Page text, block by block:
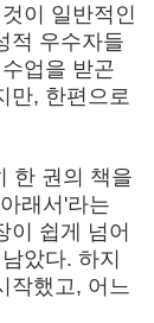
이 일반적인
적 우수자들
업을 받곤
만, 한편으로
한 권의 책을
래서'라는
이 쉽게 넘어
았다. 하지
작했고, 어느